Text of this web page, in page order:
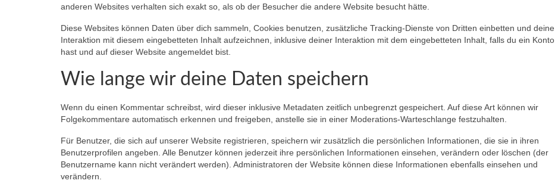
anderen Websites verhalten sich exakt so, als ob der Besucher die andere Website besucht hätte.
Diese Websites können Daten über dich sammeln, Cookies benutzen, zusätzliche Tracking-Dienste von Dritten einbetten und deine
Interaktion mit diesem eingebetteten Inhalt aufzeichnen, inklusive deiner Interaktion mit dem eingebetteten Inhalt, falls du ein Konto
hast und auf dieser Website angemeldet bist.
Wie lange wir deine Daten speichern
Wenn du einen Kommentar schreibst, wird dieser inklusive Metadaten zeitlich unbegrenzt gespeichert. Auf diese Art können wir
Folgekommentare automatisch erkennen und freigeben, anstelle sie in einer Moderations-Warteschlange festzuhalten.
Für Benutzer, die sich auf unserer Website registrieren, speichern wir zusätzlich die persönlichen Informationen, die sie in ihren
Benutzerprofilen angeben. Alle Benutzer können jederzeit ihre persönlichen Informationen einsehen, verändern oder löschen (der
Benutzername kann nicht verändert werden). Administratoren der Website können diese Informationen ebenfalls einsehen und
verändern.